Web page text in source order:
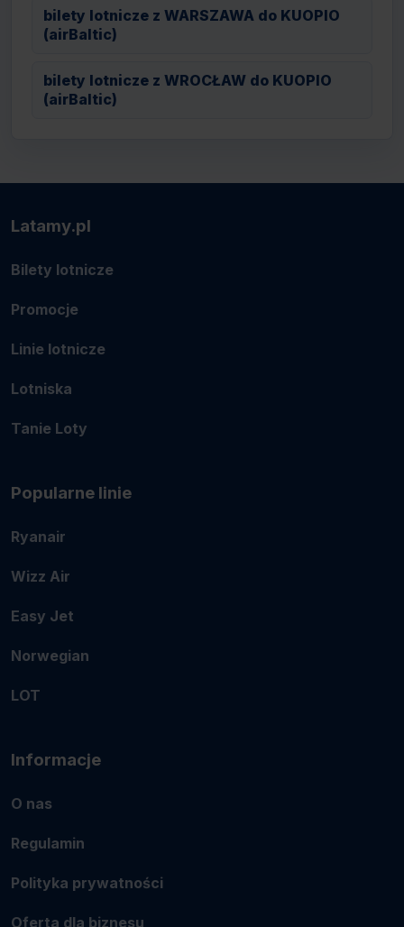
bilety lotnicze z WARSZAWA do KUOPIO
(airBaltic)
bilety lotnicze z WROCŁAW do KUOPIO
(airBaltic)
Latamy.pl
Bilety lotnicze
Promocje
Linie lotnicze
Lotniska
Tanie Loty
Popularne linie
Ryanair
Wizz Air
Easy Jet
Norwegian
LOT
Informacje
O nas
Regulamin
Polityka prywatności
Oferta dla biznesu